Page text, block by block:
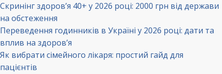
Скринінг здоров’я 40+ у 2026 році: 2000 грн від держави
на обстеження
Переведення годинників в Україні у 2026 році: дати та
вплив на здоров’я
Як вибрати сімейного лікаря: простий гайд для
пацієнтів